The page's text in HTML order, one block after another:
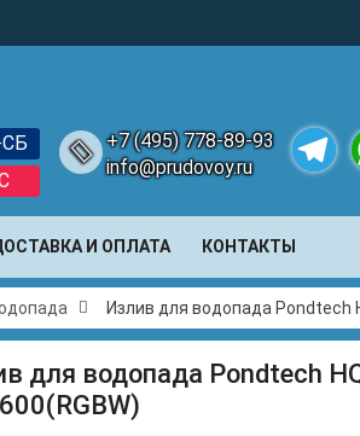
+7 (495) 778-89-93
info@prudovoy.ru
И ОПЛАТА КОНТАКТЫ
Излив для водопада Pondtech
для водопада Pondtech